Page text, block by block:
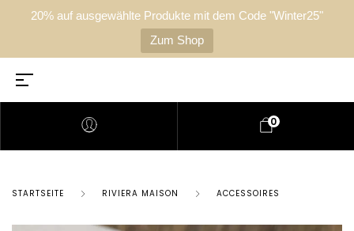
20% auf ausgewählte Produkte mit dem Code "Winter25"
Zum Shop
0
STARTSEITE RIVIERA MAISON ACCESSOIRES